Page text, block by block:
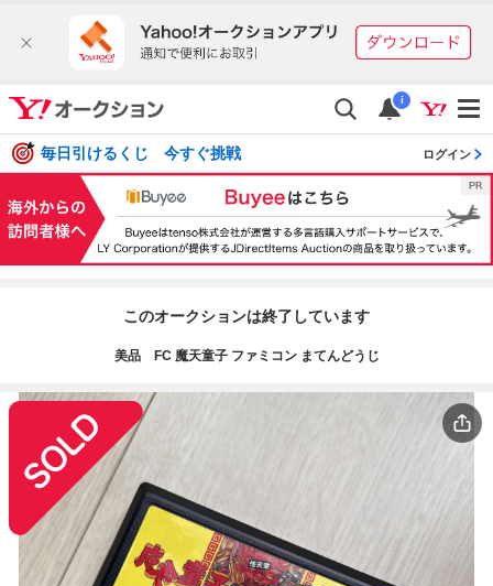
i
毎日引けるくじ 今すぐ挑戦 ログイン
このオークションは終了しています
美品 FC 魔天童子 ファミコン まてんどうじ